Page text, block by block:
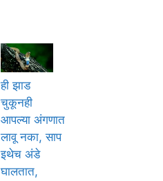
ही झाड
चुकूनही
आपल्या अंगणात
लावू नका, साप
इथेच अंडे
घालतात,